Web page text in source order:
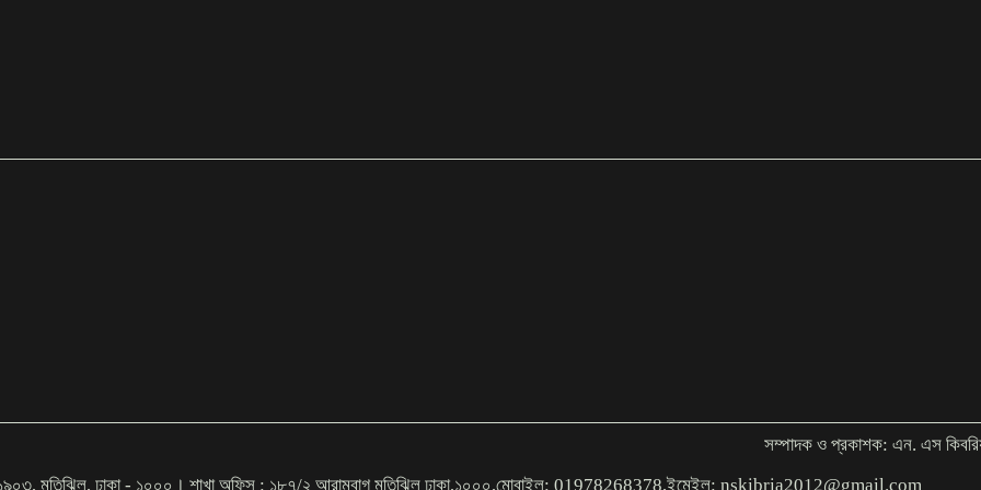
সম্পাদক ও প্রকাশক: এন. এস
মতিঝিল, ঢাকা - ১০০০। শাখা অফিস : ১৮৭/২ আরামবাগ মতিঝিল ঢাকা,১০০০,মোবাইল: 01978268378,ইমেইল: nskibria2012@gmail.com